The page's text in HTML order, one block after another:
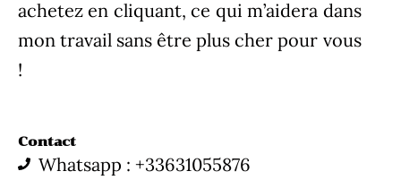
achetez en cliquant, ce qui m’aidera dans
mon travail sans être plus cher pour vous
!
Contact
Whatsapp : +33631055876